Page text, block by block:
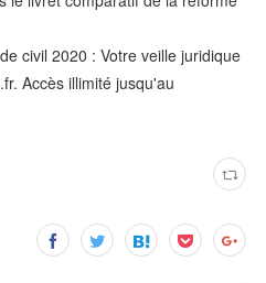
civil 2020 : Votre veille juridique
Accès illimité jusqu'au